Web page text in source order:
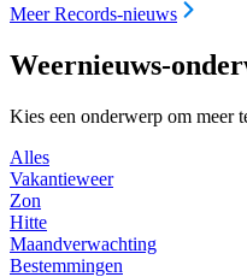
Meer Records-nieuws
Weernieuws-
Kies een onderwerp om meer
Alles
Vakantieweer
Zon
Hitte
Maandverwachting
Bestemmingen